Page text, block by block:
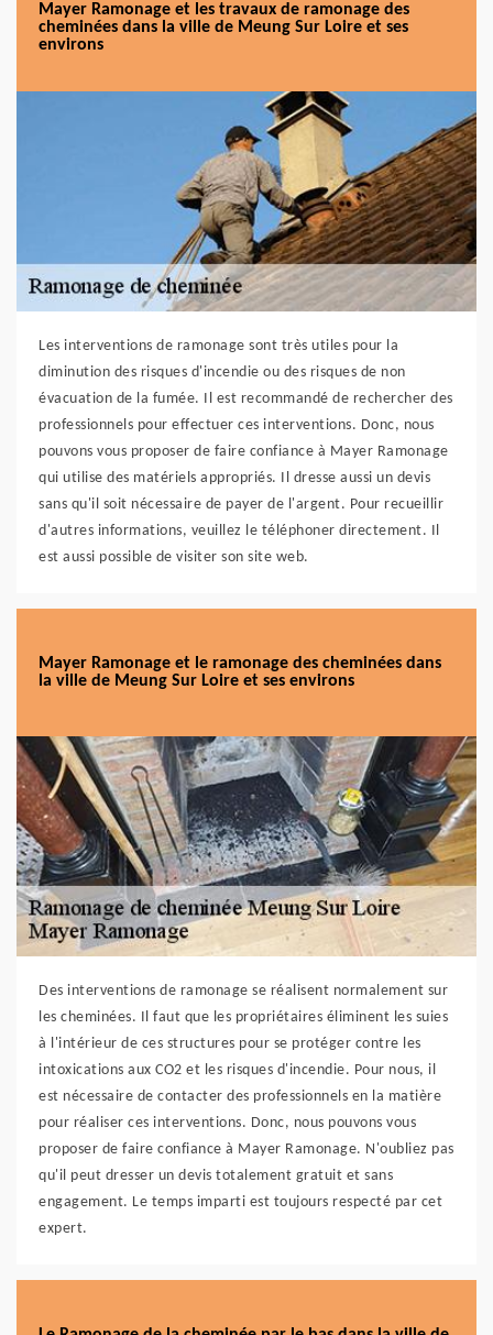
Mayer Ramonage et les travaux de ramonage des
cheminées dans la ville de Meung Sur Loire et ses
environs
Les interventions de ramonage sont très utiles pour la
diminution des risques d'incendie ou des risques de non
évacuation de la fumée. Il est recommandé de rechercher des
professionnels pour effectuer ces interventions. Donc, nous
pouvons vous proposer de faire confiance à Mayer Ramonage
qui utilise des matériels appropriés. Il dresse aussi un devis
sans qu'il soit nécessaire de payer de l'argent. Pour recueillir
d'autres informations, veuillez le téléphoner directement. Il
est aussi possible de visiter son site web.
Mayer Ramonage et le ramonage des cheminées dans
la ville de Meung Sur Loire et ses environs
Des interventions de ramonage se réalisent normalement sur
les cheminées. Il faut que les propriétaires éliminent les suies
à l'intérieur de ces structures pour se protéger contre les
intoxications aux CO2 et les risques d'incendie. Pour nous, il
est nécessaire de contacter des professionnels en la matière
pour réaliser ces interventions. Donc, nous pouvons vous
proposer de faire confiance à Mayer Ramonage. N'oubliez pas
qu'il peut dresser un devis totalement gratuit et sans
engagement. Le temps imparti est toujours respecté par cet
expert.